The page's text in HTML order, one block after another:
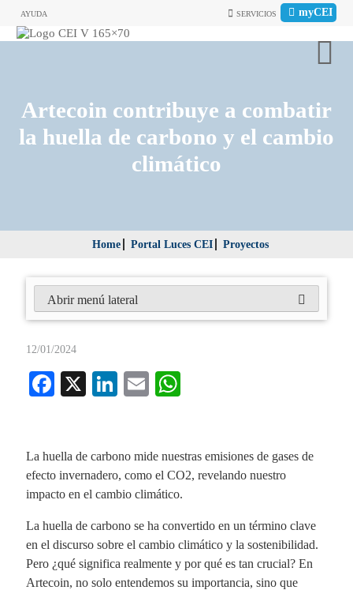
AYUDA myCEI
SERVICIOS
Artecoin contribuye a combatir
la huella de carbono y el cambio
climático
Home Portal Luces CEI Proyectos
12/01/2024
Fa
ok
X
Li
In
E
A
pp
La huella de carbono mide nuestras emisiones de gases de
efecto invernadero, como el CO2, revelando nuestro
impacto en el cambio climático.
La huella de carbono se ha convertido en un término clave
en el discurso sobre el cambio climático y la sostenibilidad.
Pero ¿qué significa realmente y por qué es tan crucial? En
Artecoin, no solo entendemos su importancia, sino que
Abrir menú lateral